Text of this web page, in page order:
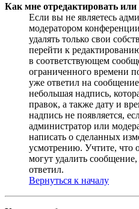
Как мне отредактировать или
Если вы не являетесь
модератором
удалять только свои
перейти к
в соответствующем
ограниченного времени
уже ответил на
небольшая надпись,
правок, а также дату и
надпись не появляется,
администратор или
написать о сделанных
усмотрению. Учтите, что
могут удалить
ответил.
Вернуться к началу